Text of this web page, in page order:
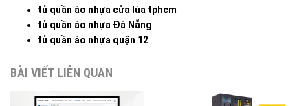
tủ quần áo nhựa cửa lùa tphcm
tủ quần áo nhựa Đà Nẵng
tủ quần áo nhựa quận 12
BÀI VIẾT LIÊN QUAN